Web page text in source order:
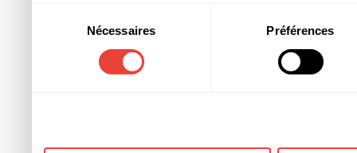
d'autres informations
ont collectées lors de
consentement
Nécessaires Préférences